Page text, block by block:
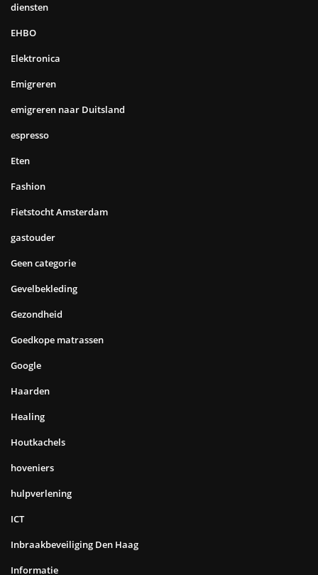
diensten
EHBO
Elektronica
Emigreren
emigreren naar Duitsland
espresso
Eten
Fashion
Fietstocht Amsterdam
gastouder
Geen categorie
Gevelbekleding
Gezondheid
Goedkope matrassen
Google
Haarden
Healing
Houtkachels
hoveniers
hulpverlening
ICT
Inbraakbeveiliging Den Haag
Informatie